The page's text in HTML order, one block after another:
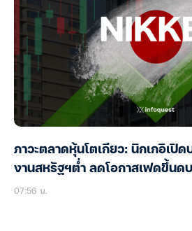
ภาวะตลาดหุ้นโตเกียว: นิกเกอิเปิ
งานสหรัฐฯต่ำ ลดโอกาสเฟดขึ้นด
07:56 น.